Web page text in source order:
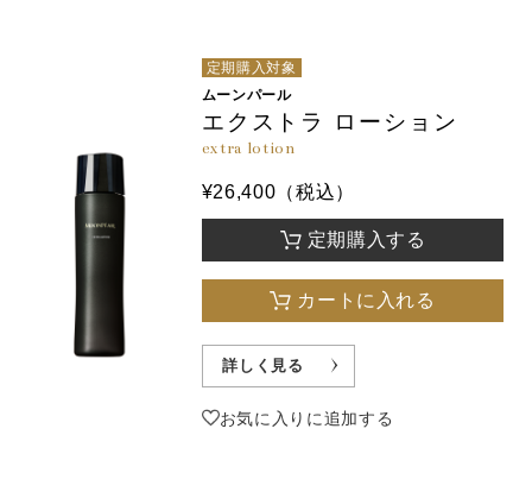
定期購入対象
ムーンパール
エクストラ ローション
extra lotion
¥26,400（税込）
定期購入する
カートに入れる
詳しく見る
お気に入りに追加する